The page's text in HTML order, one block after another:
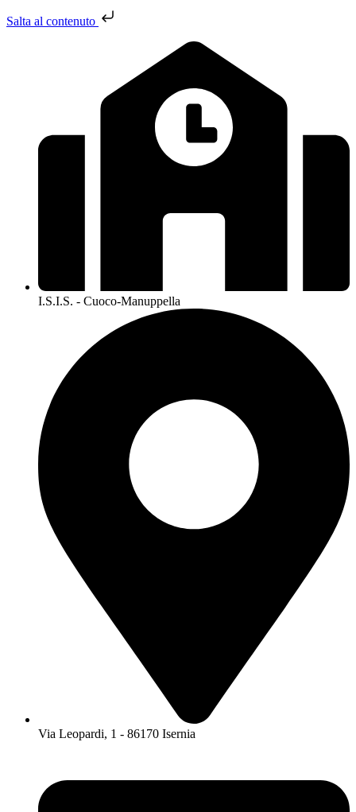
Salta al contenuto
I.S.I.S. - Cuoco-Manuppella
Via Leopardi, 1 - 86170 Isernia